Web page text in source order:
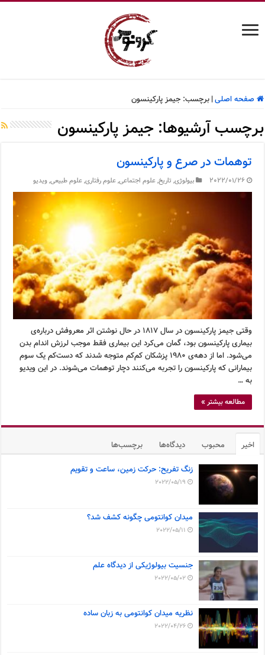
صفحه اصلی| برچسب:جیمز پارکینسون
برچسب آرشیوها:جیمز پارکینسون
توهمات در صرع و پارکینسون
2022/01/26 بیولوژی, تاریخ,علوم اجتماعی,علوم رفتاری,علوم طبیعی,ویدیو
وقتی جیمز پارکینسون در سال ۱۸۱۷ در حال نوشتن اثر معروفش درباره‌ی
بیماری پارکینسون بود، گمان می‌کرد این بیماری فقط موجب لرزش اندام بدن
می‌شود. اما از دهه‌ی ۱۹۸۰ پزشکان کم‌کم متوجه شدند که دست‌کم یک سوم
بیمارانی که پارکینسون را تجربه می‌کنند دچار توهمات می‌شوند. در این ویدیو
به …
مطالعه بیشتر »
اخیر محبوب دیدگاه‌ها برچسب‌ها
زنگ تفریح: حرکت زمین، ساعت و تقویم
2022/05/19
میدان کوانتومی چگونه کشف شد؟
2022/05/11
جنسیت بیولوژیکی از دیدگاه علم
2022/05/02
نظریه میدان کوانتومی به زبان ساده
2022/04/26